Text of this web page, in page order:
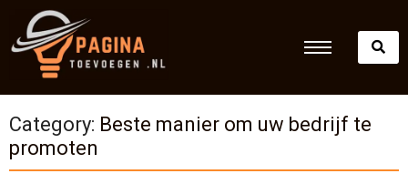
Category: Beste manier om uw bedrijf te
promoten